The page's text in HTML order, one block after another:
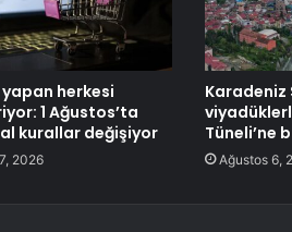
yapan herkesi
1 Ağustos’ta
kurallar değişiyor
2026
Karadeniz
Tüneli’ne
Ağustos 6,